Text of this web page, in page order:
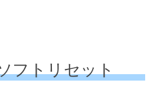
フトリセット